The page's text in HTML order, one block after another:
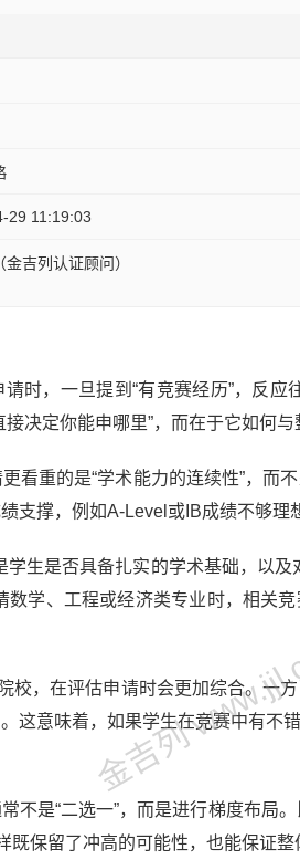
29 11:19:03
（金吉列认证顾问）
时，一旦提到“有竞赛经历”，反
决定你能申哪里”，而在于它如何与
看重的是“学术能力的连续性”，而
支撑，例如A-Level或IB成绩不够理
生是否具备扎实的学术基础，以
数学、工程或经济类专业时，相关
校，在评估申请时会更加综合。一
这意味着，如果学生在竞赛中有不
不是“二选一”，而是进行梯度布局
既保留了冲高的可能性，也能保证整
金吉列